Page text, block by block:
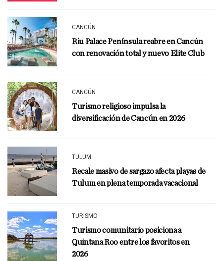
CANCÚN
Riu Palace Península reabre en Cancún
con renovación total y nuevo Elite Club
CANCÚN
Turismo religioso impulsa la
diversificación de Cancún en 2026
TULUM
Recale masivo de sargazo afecta playas de
Tulum en plena temporada vacacional
TURISMO
Turismo comunitario posiciona a
Quintana Roo entre los favoritos en
2026